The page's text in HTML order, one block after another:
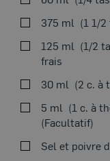
375 ml
1 1/
125 ml
1/2
frais
30 ml
2 c. à
5 ml
1 c. à
(Facultatif)
Sel et poivre
porc environ 2
une assiette.
Entre-temps, dans
moyen-doux,
jusqu’à ce qu’ils
Incorporer la
bouillon et porter
Ajouter les pois,